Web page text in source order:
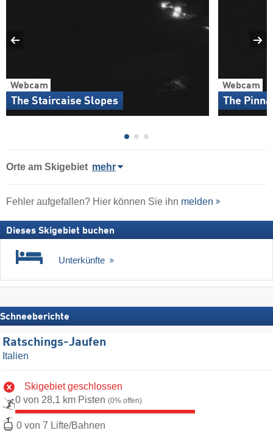
Webcam
The Staircaise Slopes
Webcam
The
Orte am Skigebiet mehr
Fehler aufgefallen? Hier können Sie ihn melden
Dieses Skigebiet buchen
Unterkünfte
Schneeberichte
Ratschings-Jaufen
Italien
Skigebiet geschlossen
0 von 28,1 km Pisten (0% offen)
0 von 7 Lifte/Bahnen